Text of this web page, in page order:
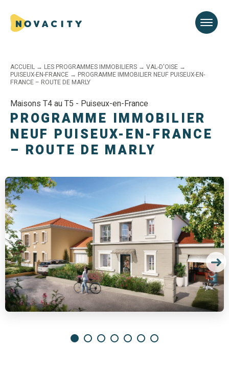
ACCUEIL → LES PROGRAMMES IMMOBILIERS → VAL-D'OISE →
PUISEUX-EN-FRANCE → PROGRAMME IMMOBILIER NEUF PUISEUX-EN-
FRANCE – ROUTE DE MARLY
Maisons T4 au T5 - Puiseux-en-France
PROGRAMME IMMOBILIER
NEUF PUISEUX-EN-FRANCE
– ROUTE DE MARLY